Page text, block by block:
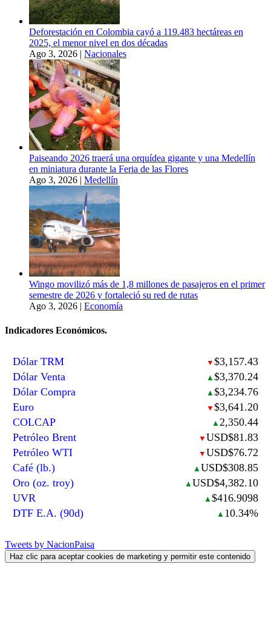
Deforestación en Colombia cayó a 119.483 hectáreas en
2025, el menor nivel en dos décadas
Ago 3, 2026 | Nacionales
Paiseando 2026 traerá una orquídea gigante y una Medellín
en miniatura durante la Feria de las Flores
Ago 3, 2026 | Medellín
Wingo movilizó más de 1,8 millones de pasajeros en el primer
semestre de 2026 y fortaleció su red de rutas
Ago 3, 2026 | Economía
Indicadores Económicos.
Dólar TRM ▼ $3,157.43
Dólar Venta
▲ $3,370.24
Dólar Compra
▲ $3,234.76
Euro
▼ $3,641.20
COLCAP
▲ 2,350.44
Petróleo Brent
▼ USD$81.83
Petróleo WTI
▼ USD$76.72
Café (lb.)
▲ USD$308.85
Oro (oz. troy)
▲ USD$4,382.10
UVR
▲ $416.9098
DTF E.A. (90d)
▲ 10.34%
Tweets by NacionPaisa
Haz clic para aceptar cookies de marketing y permitir este contenido